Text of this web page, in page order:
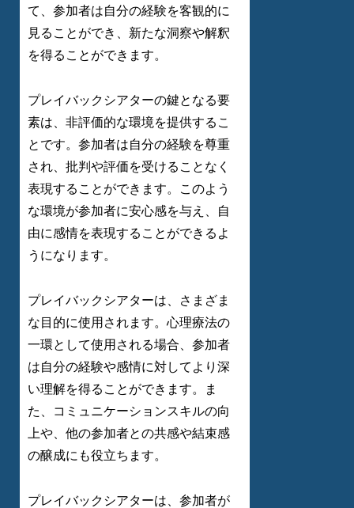
て、参加者は自分の経験を客観的に
見ることができ、新たな洞察や解釈
を得ることができます。
プレイバックシアターの鍵となる要
素は、非評価的な環境を提供するこ
とです。参加者は自分の経験を尊重
され、批判や評価を受けることなく
表現することができます。このよう
な環境が参加者に安心感を与え、自
由に感情を表現することができるよ
うになります。
プレイバックシアターは、さまざま
な目的に使用されます。心理療法の
一環として使用される場合、参加者
は自分の経験や感情に対してより深
い理解を得ることができます。ま
た、コミュニケーションスキルの向
上や、他の参加者との共感や結束感
の醸成にも役立ちます。
プレイバックシアターは、参加者が